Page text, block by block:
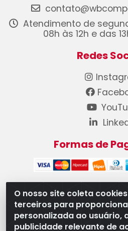
O nosso site coleta
terceiros para
personalizada ao usuário,
publicidade relevante de
Atendimento de
08h às 12h e das
Redes
Formas de
WB Componentes
08.528.393/0001-12 - Rua do
Oeste Industrial, Goiânia/